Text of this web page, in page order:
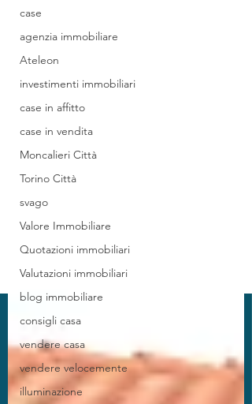
case
agenzia immobiliare
Ateleon
investimenti immobiliari
case in affitto
case in vendita
Moncalieri Città
Torino Città
svago
Valore Immobiliare
Quotazioni immobiliari
Valutazioni immobiliari
blog immobiliare
consigli casa
vendere casa
vendere velocemente
illuminazione